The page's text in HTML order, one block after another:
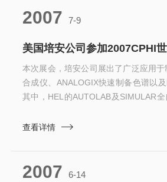
等。Inliflash280是Analogix公司的主打
2007 7-9
本次展会，培安公司展出了广泛应用
合成仪、ANALOGIX快速制备色谱以及
其中，HEL的AUTOLAB及SIMULAR全
行了题为“合成及纯化产品”的技术交流
发挥我们的技术优势，为中国制药业的
查看详情
2007 6-14